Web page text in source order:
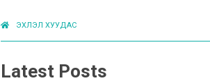
ЭХЛЭЛ ХУУДАС
Latest Posts